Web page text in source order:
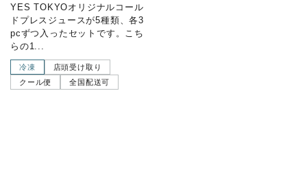
YES TOKYOオリジナルコール
ドプレスジュースが5種類、各3
pcずつ入ったセットです。こち
らの1...
冷凍
店頭受け取り
クール便
全国配送可